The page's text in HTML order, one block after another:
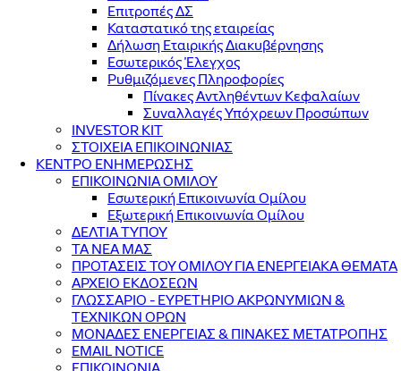
Επιτροπές ΔΣ
Καταστατικό της εταιρείας
Δήλωση Εταιρικής Διακυβέρνησης
Εσωτερικός Έλεγχος
Ρυθμιζόμενες Πληροφορίες
Πίνακες Αντληθέντων Κεφαλαίων
Συναλλαγές Υπόχρεων Προσώπων
INVESTOR KIT
ΣΤΟΙΧΕΙΑ ΕΠΙΚΟΙΝΩΝΙΑΣ
ΚΕΝΤΡΟ ΕΝΗΜΕΡΩΣΗΣ
ΕΠΙΚΟΙΝΩΝΙΑ ΟΜΙΛΟΥ
Εσωτερική Επικοινωνία Ομίλου
Εξωτερική Επικοινωνία Ομίλου
ΔΕΛΤΙΑ ΤΥΠΟΥ
ΤΑ ΝΕΑ ΜΑΣ
ΠΡΟΤΑΣΕΙΣ ΤΟΥ ΟΜΙΛΟΥ ΓΙΑ ΕΝΕΡΓΕΙΑΚΑ ΘΕΜΑΤΑ
ΑΡΧΕΙΟ ΕΚΔΟΣΕΩΝ
ΓΛΩΣΣΑΡΙΟ - ΕΥΡΕΤΗΡΙΟ ΑΚΡΩΝΥΜΙΩΝ &
ΤΕΧΝΙΚΩΝ ΟΡΩΝ
ΜΟΝΑΔΕΣ ΕΝΕΡΓΕΙΑΣ & ΠΙΝΑΚΕΣ ΜΕΤΑΤΡΟΠΗΣ
EMAIL NOTICE